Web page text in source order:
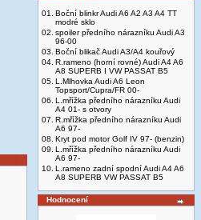
01.
Boční blinkr Audi A6 A2 A3 A4 TT
modré sklo
02. spoiler předního nárazníku Audi A3
96-00
03. Boční blikač Audi A3/A4 kouřový
04. R.rameno (horní rovné) Audi A4 A6
A8 SUPERB I VW PASSAT B5
05. L.Mlhovka Audi A6 Leon
Topsport/Cupra/FR 00-
06. L.mřížka předního nárazníku Audi
A4 01- s otvory
07. R.mřížka předního nárazníku Audi
A6 97-
08. Kryt pod motor Golf IV 97- (benzin)
09. L.mřížka předního nárazníku Audi
A6 97-
10. L.rameno zadní spodní Audi A4 A6
A8 SUPERB VW PASSAT B5
Hodnocení